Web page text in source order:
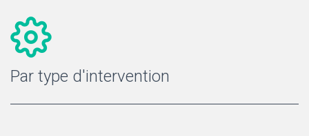
Par type d'intervention